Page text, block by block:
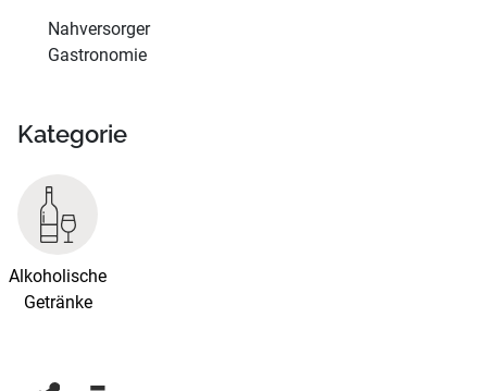
Nahversorger
Gastronomie
Kategorie
Alkoholische
Getränke